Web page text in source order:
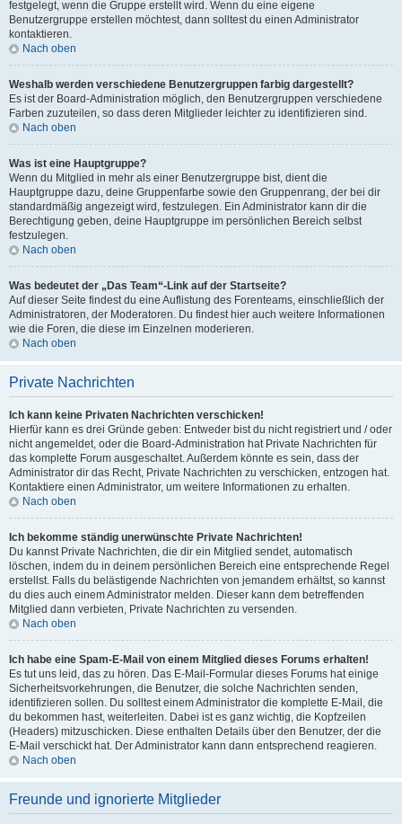
festgelegt, wenn die Gruppe erstellt wird. Wenn du eine eigene
Benutzergruppe erstellen möchtest, dann solltest du einen Administrator
kontaktieren.
Nach oben
Weshalb werden verschiedene Benutzergruppen farbig dargestellt?
Es ist der Board-Administration möglich, den Benutzergruppen verschiedene
Farben zuzuteilen, so dass deren Mitglieder leichter zu identifizieren sind.
Nach oben
Was ist eine Hauptgruppe?
Wenn du Mitglied in mehr als einer Benutzergruppe bist, dient die
Hauptgruppe dazu, deine Gruppenfarbe sowie den Gruppenrang, der bei dir
standardmäßig angezeigt wird, festzulegen. Ein Administrator kann dir die
Berechtigung geben, deine Hauptgruppe im persönlichen Bereich selbst
festzulegen.
Nach oben
Was bedeutet der „Das Team“-Link auf der Startseite?
Auf dieser Seite findest du eine Auflistung des Forenteams, einschließlich der
Administratoren, der Moderatoren. Du findest hier auch weitere Informationen
wie die Foren, die diese im Einzelnen moderieren.
Nach oben
Private Nachrichten
Ich kann keine Privaten Nachrichten verschicken!
Hierfür kann es drei Gründe geben: Entweder bist du nicht registriert und / oder
nicht angemeldet, oder die Board-Administration hat Private Nachrichten für
das komplette Forum ausgeschaltet. Außerdem könnte es sein, dass der
Administrator dir das Recht, Private Nachrichten zu verschicken, entzogen hat.
Kontaktiere einen Administrator, um weitere Informationen zu erhalten.
Nach oben
Ich bekomme ständig unerwünschte Private Nachrichten!
Du kannst Private Nachrichten, die dir ein Mitglied sendet, automatisch
löschen, indem du in deinem persönlichen Bereich eine entsprechende Regel
erstellst. Falls du belästigende Nachrichten von jemandem erhältst, so kannst
du dies auch einem Administrator melden. Dieser kann dem betreffenden
Mitglied dann verbieten, Private Nachrichten zu versenden.
Nach oben
Ich habe eine Spam-E-Mail von einem Mitglied dieses Forums erhalten!
Es tut uns leid, das zu hören. Das E-Mail-Formular dieses Forums hat einige
Sicherheitsvorkehrungen, die Benutzer, die solche Nachrichten senden,
identifizieren sollen. Du solltest einem Administrator die komplette E-Mail, die
du bekommen hast, weiterleiten. Dabei ist es ganz wichtig, die Kopfzeilen
(Headers) mitzuschicken. Diese enthalten Details über den Benutzer, der die
E-Mail verschickt hat. Der Administrator kann dann entsprechend reagieren.
Nach oben
Freunde und ignorierte Mitglieder